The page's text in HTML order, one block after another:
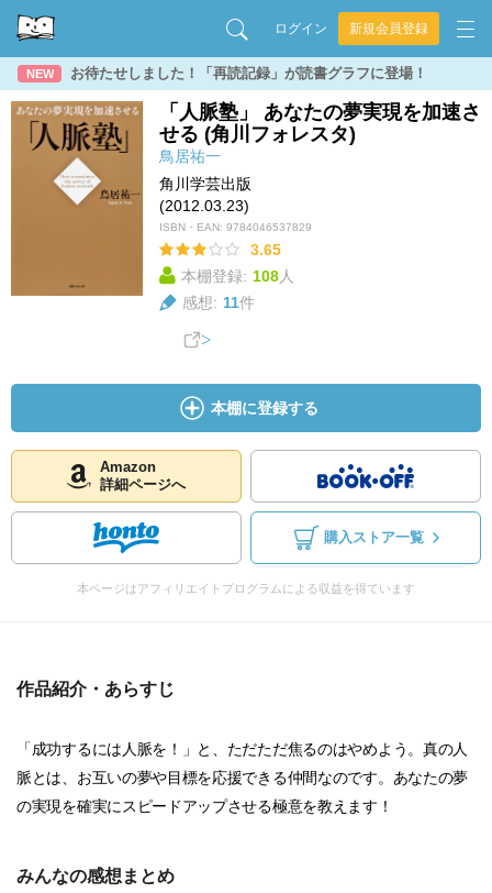
ログイン 新規会員登録
NEW お待たせしました！「再読記録」が読書グラフに登場！
「人脈塾」 あなたの夢実現を加速さ
せる (角川フォレスタ)
鳥居祐一
角川学芸出版
(2012.03.23)
ISBN・EAN: 9784046537829
3.65
本棚登録: 108人
感想: 11件
本棚に登録する
Amazon
詳細ページへ
購入ストア一覧
本ページはアフィリエイトプログラムによる収益を得ています
作品紹介・あらすじ
「成功するには人脈を！」と、ただただ焦るのはやめよう。真の人
脈とは、お互いの夢や目標を応援できる仲間なのです。あなたの夢
の実現を確実にスピードアップさせる極意を教えます！
みんなの感想まとめ